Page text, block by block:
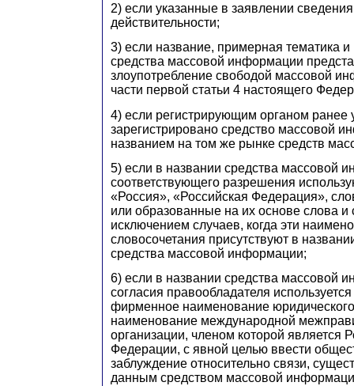
2) если указанные в заявлении
действительности;
3) если название, примерная тематика
средства массовой информации
злоупотребление свободой массовой
части первой статьи 4 настоящего
4) если регистрирующим органом ранее
зарегистрировано средство массовой
названием на том же рынке средств
5) если в названии средства массовой
соответствующего разрешения
«Россия», «Российская Федерация»,
или образованные на их основе слова и
исключением случаев, когда эти
словосочетания присутствуют в
средства массовой информации;
6) если в названии средства массовой
согласия правообладателя
фирменное наименование
наименование международной
организации, членом которой является
Федерации, с явной целью ввести
заблуждение относительно связи,
данным средством массовой